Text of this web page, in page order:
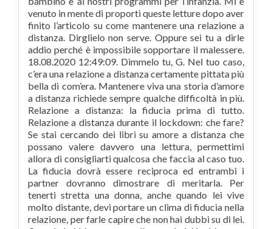
venuto in mente di proporti queste letture dopo aver
finito l’articolo su come mantenere una relazione a
distanza. Dirglielo non serve. Oppure sei tu a dirle
addio perché è impossibile sopportare il malessere.
18.08.2020 12:49:09. Dimmelo tu, G. Nel tuo caso,
c’era una relazione a distanza certamente pittata più
bella di com’era. Mantenere viva una storia d’amore
a distanza richiede sempre qualche difficoltà in più.
Relazione a distanza: la fiducia prima di tutto.
Relazione a distanza durante il lockdown: che fare?
Se stai cercando dei libri su amore a distanza che
possano valere davvero una lettura, permettimi
allora di consigliarti qualcosa che faccia al caso tuo.
La fiducia dovrà essere reciproca ed entrambi i
partner dovranno dimostrare di meritarla. Per
tenerti stretta una donna, anche quando lei vive
molto distante, devi portare un clima di fiducia nella
relazione, per farle capire che non hai dubbi su di lei.